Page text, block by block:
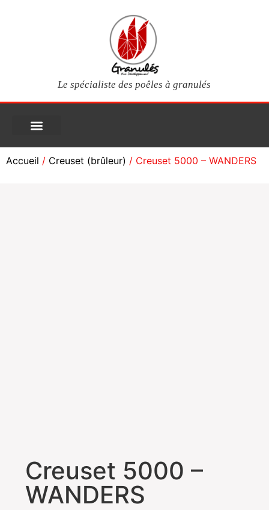
Le spécialiste des poêles à granulés
Accueil / Creuset (brûleur) / Creuset 5000 – WANDERS
Creuset 5000 –
WANDERS